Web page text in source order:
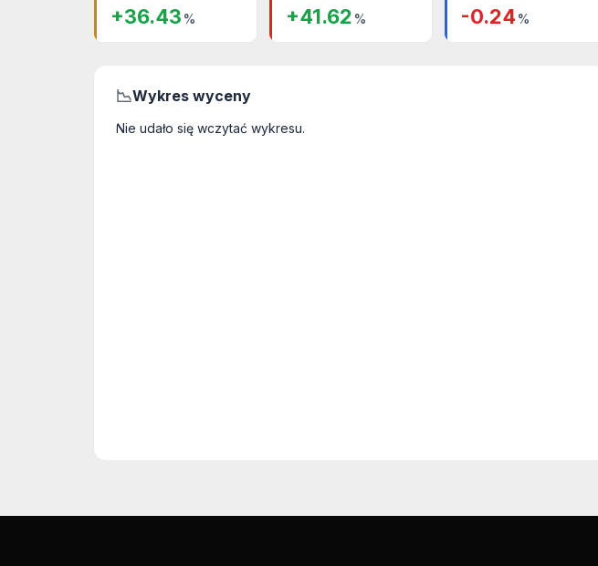
+36.43 % +41.62 % -0.24 %
📉Wykres wyceny
Nie udało się wczytać wykresu.